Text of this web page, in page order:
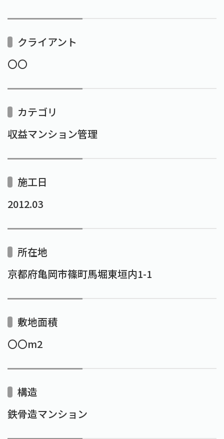
クライアント
〇〇
カテゴリ
収益マンション管理
施工日
2012.03
所在地
京都府亀岡市篠町馬堀東垣内1-1
敷地面積
〇〇m2
構造
鉄骨造マンション